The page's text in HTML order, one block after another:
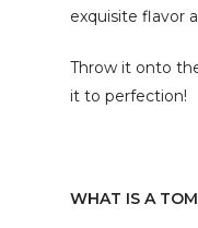
exquisite flavor
Throw it onto
it to perfection!
WHAT IS A